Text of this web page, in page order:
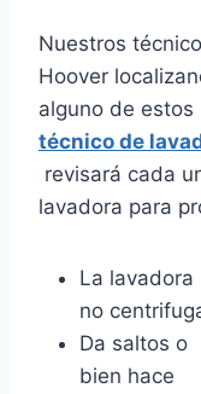
Nuestros
Hoover
alguno de
técnico de
revisará cada
lavadora para
La lavadora
no
Da saltos o
bien hace